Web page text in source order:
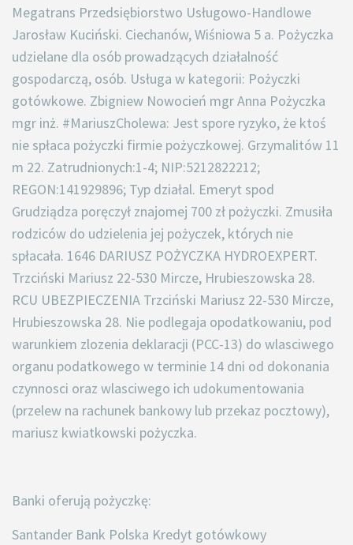
Megatrans Przedsiębiorstwo Usługowo-Handlowe
Jarosław Kuciński. Ciechanów, Wiśniowa 5 a. Pożyczka
udzielane dla osób prowadzących działalność
gospodarczą, osób. Usługa w kategorii: Pożyczki
gotówkowe. Zbigniew Nowocień mgr Anna Pożyczka
mgr inż. #MariuszCholewa: Jest spore ryzyko, że ktoś
nie spłaca pożyczki firmie pożyczkowej. Grzymalitów 11
m 22. Zatrudnionych:1-4; NIP:5212822212;
REGON:141929896; Typ działal. Emeryt spod
Grudziądza poręczył znajomej 700 zł pożyczki. Zmusiła
rodziców do udzielenia jej pożyczek, których nie
spłacała. 1646 DARIUSZ POŻYCZKA HYDROEXPERT.
Trzciński Mariusz 22-530 Mircze, Hrubieszowska 28.
RCU UBEZPIECZENIA Trzciński Mariusz 22-530 Mircze,
Hrubieszowska 28. Nie podlegaja opodatkowaniu, pod
warunkiem zlozenia deklaracji (PCC-13) do wlasciwego
organu podatkowego w terminie 14 dni od dokonania
czynnosci oraz wlasciwego ich udokumentowania
(przelew na rachunek bankowy lub przekaz pocztowy),
mariusz kwiatkowski pożyczka.
Banki oferują pożyczkę:
Santander Bank Polska Kredyt gotówkowy